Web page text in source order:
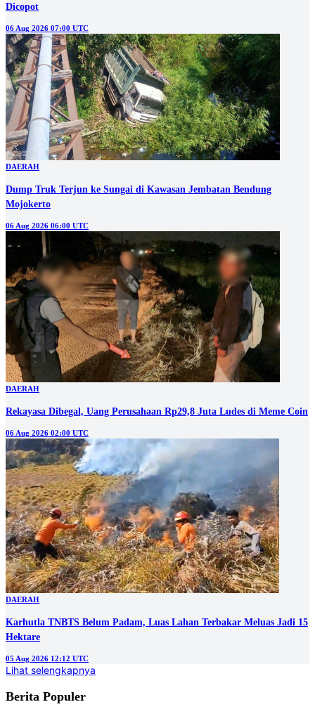
Dicopot
06 Aug 2026 07:00 UTC
DAERAH
Dump Truk Terjun ke Sungai di Kawasan Jembatan Bendung
Mojokerto
06 Aug 2026 06:00 UTC
DAERAH
Rekayasa Dibegal, Uang Perusahaan Rp29,8 Juta Ludes di Meme Coin
06 Aug 2026 02:00 UTC
DAERAH
Karhutla TNBTS Belum Padam, Luas Lahan Terbakar Meluas Jadi 15
Hektare
05 Aug 2026 12:12 UTC
Lihat selengkapnya
Berita Populer